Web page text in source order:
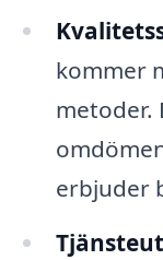
kommer
metoder.
erbjuder